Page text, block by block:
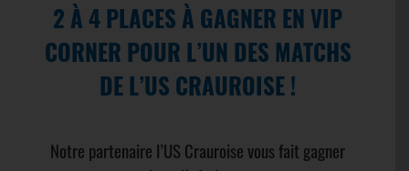
2 À 4 PLACES À GAGNER EN VIP
CORNER POUR L’UN DES MATCHS
DE L’US CRAUROISE !
Notre partenaire l’US Crauroise vous fait gagner